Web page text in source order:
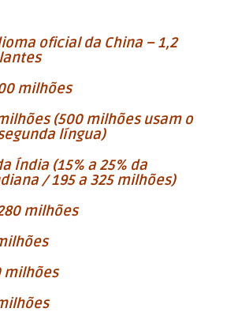
oficial da China – 1,2
milhões
(500 milhões usam o
língua)
Índia (15% a 25% da
/ 195 a 325 milhões)
milhões
milhões